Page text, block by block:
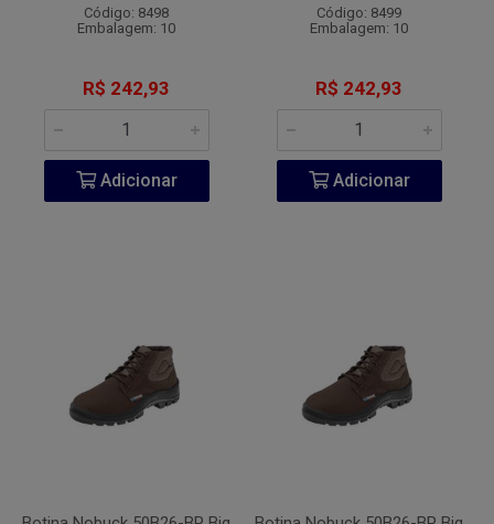
Código: 8498
Embalagem: 10
R$ 242,93
Adicionar
Código: 8499
Embalagem: 10
R$ 242,93
Adicionar